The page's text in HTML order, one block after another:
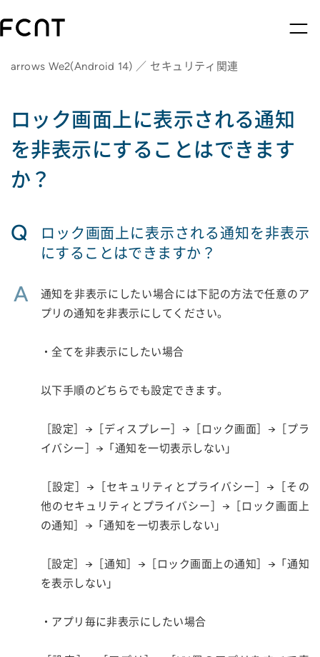
arrows We2(Android 14) ／ セキュリティ関連
ロック画面上に表示される通知
を非表示にすることはできます
か？
Q
ロック画面上に表示される通知を非表示
にすることはできますか？
A
通知を非表示にしたい場合には下記の方法で任意のア
プリの通知を非表示にしてください。
・全てを非表示にしたい場合
以下手順のどちらでも設定できます。
［設定］→［ディスプレー］→［ロック画面］→［プラ
イバシー］→「通知を一切表示しない」
［設定］→［セキュリティとプライバシー］→［その
他のセキュリティとプライバシー］→［ロック画面上
の通知］→「通知を一切表示しない」
［設定］→［通知］→［ロック画面上の通知］→「通知
を表示しない」
・アプリ毎に非表示にしたい場合